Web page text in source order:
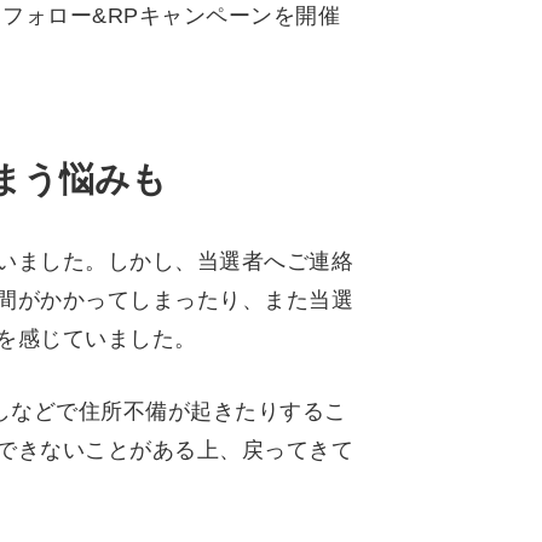
ォロー&RPキャンペーンを開催
う悩みも
ました。しかし、当選者へご連絡
がかかってしまったり、また当選
じていました。
どで住所不備が起きたりするこ
きないことがある上、戻ってきて